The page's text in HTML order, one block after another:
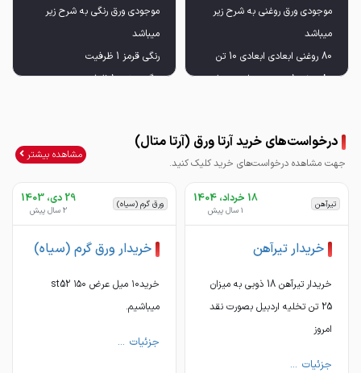
موجودی ورق روغنی به شرح زیر
80 عرض 1 متر به میزان دو رول در
تنی
موجودی ورق رنگی به شرح زیر
رنگی سفید 1 ظرفیت
درخواست‌های خرید آرتا ورق (آرتا متال)
جهت مشاهده درخواست‌های خرید کلیک کنید.
مشاهده بیشتر
تیرآهن 18 خرداد، 1404
1 سال پیش
خریدار تیرآهن
خریدار تیرآهن 18 ذوبی به میزان
25 تن تخلیه اردبیل بصورت نقد
امروز
جزئیات ...
ورق گرم (سیاه) 29 دی، 1403
2 سال پیش
خریدار ورق گرم (سیاه)
خرید۱۰ میل عرض ۱۵۰ st52
میباشیم.
جزئیات ...